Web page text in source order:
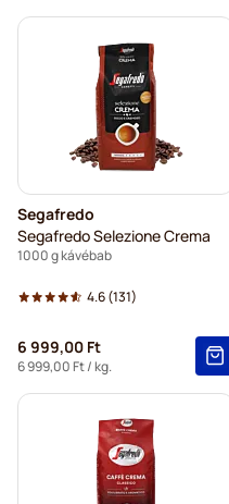
Segafredo
Segafredo Selezione Crema
1000 g kávébab
4.6(131)
6 999,00 Ft
6 999,00 Ft/ kg.